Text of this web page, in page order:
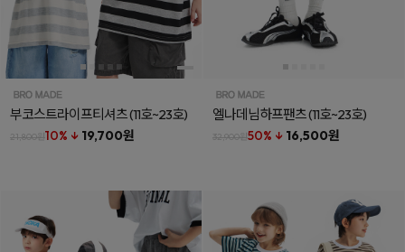
부코스트라이프티셔츠(11호~23호)
21,800원10% ↓ 19,700원
엘나데님하프팬츠(11호~23호)
32,900원50% ↓ 16,500원